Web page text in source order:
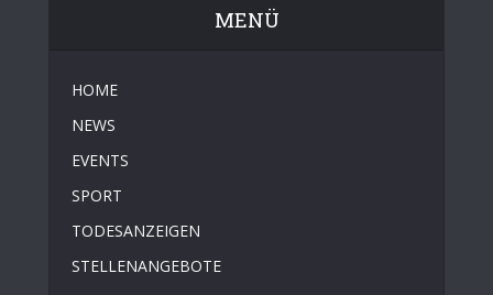
MENÜ
HOME
NEWS
EVENTS
SPORT
TODESANZEIGEN
STELLENANGEBOTE